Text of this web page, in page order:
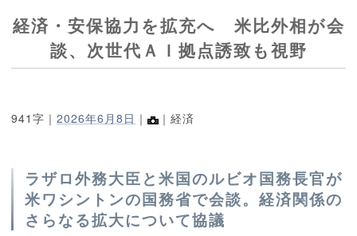
経済・安保協力を拡充へ 米比外相が会
談、次世代ＡＩ拠点誘致も視野
941字｜ 2026年6月8日 ｜ ｜経済
ラザロ外務大臣と米国のルビオ国務長官が
米ワシントンの国務省で会談。経済関係の
さらなる拡大について協議